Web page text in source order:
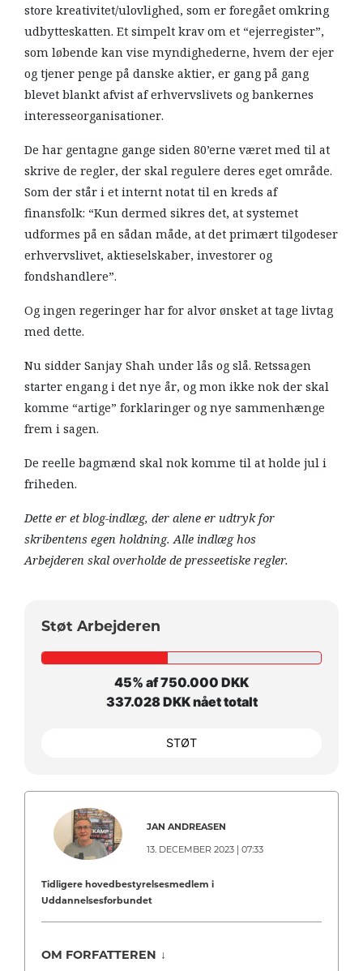
store kreativitet/ulovlighed, som er foregået omkring
udbytteskatten. Et simpelt krav om et “ejerregister”,
som løbende kan vise myndighederne, hvem der ejer
og tjener penge på danske aktier, er gang på gang
blevet blankt afvist af erhvervslivets og bankernes
interesseorganisationer.
De har gentagne gange siden 80’erne været med til at
skrive de regler, der skal regulere deres eget område.
Som der står i et internt notat til en kreds af
finansfolk: “Kun dermed sikres det, at systemet
udformes på en sådan måde, at det primært tilgodeser
erhvervslivet, aktieselskaber, investorer og
fondshandlere”.
Og ingen regeringer har for alvor ønsket at tage livtag
med dette.
Nu sidder Sanjay Shah under lås og slå. Retssagen
starter engang i det nye år, og mon ikke nok der skal
komme “artige” forklaringer og nye sammenhænge
frem i sagen.
De reelle bagmænd skal nok komme til at holde jul i
friheden.
Dette er et blog-indlæg, der alene er udtryk for
skribentens egen holdning. Alle indlæg hos
Arbejderen skal overholde de presseetiske regler.
Støt Arbejderen
45% af 750.000 DKK
337.028 DKK nået totalt
STØT
JAN ANDREASEN
13. DECEMBER 2023 | 07:33
Tidligere hovedbestyrelsesmedlem i
Uddannelsesforbundet
OM FORFATTEREN ↓